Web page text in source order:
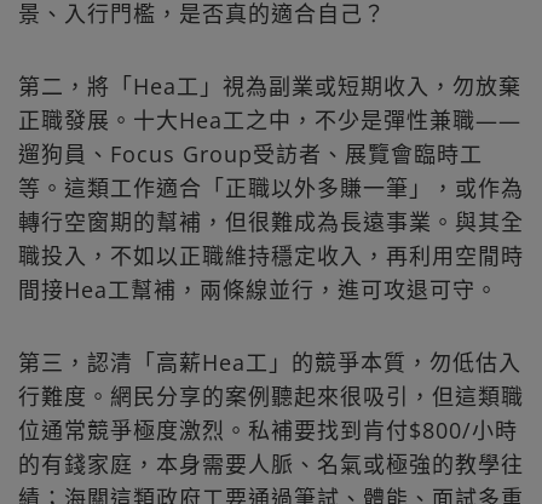
景、入行門檻，是否真的適合自己？
第二，將「Hea工」視為副業或短期收入，勿放棄
正職發展。十大Hea工之中，不少是彈性兼職——
遛狗員、Focus Group受訪者、展覽會臨時工
等。這類工作適合「正職以外多賺一筆」，或作為
轉行空窗期的幫補，但很難成為長遠事業。與其全
職投入，不如以正職維持穩定收入，再利用空閒時
間接Hea工幫補，兩條線並行，進可攻退可守。
第三，認清「高薪Hea工」的競爭本質，勿低估入
行難度。網民分享的案例聽起來很吸引，但這類職
位通常競爭極度激烈。私補要找到肯付$800/小時
的有錢家庭，本身需要人脈、名氣或極強的教學往